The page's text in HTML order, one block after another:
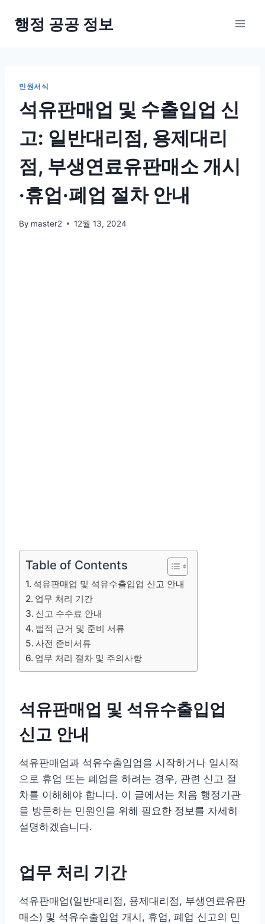
행정 공공 정보
민원서식
석유판매업 및 수출입업 신
고: 일반대리점, 용제대리
점, 부생연료유판매소 개시
·휴업·폐업 절차 안내
By master2 12월 13, 2024
Table of Contents
석유판매업 및 석유수출입업 신고 안내
업무 처리 기간
신고 수수료 안내
법적 근거 및 준비 서류
사전 준비서류
업무 처리 절차 및 주의사항
석유판매업 및 석유수출입업
신고 안내
석유판매업과 석유수출입업을 시작하거나 일시적
으로 휴업 또는 폐업을 하려는 경우, 관련 신고 절
차를 이해해야 합니다. 이 글에서는 처음 행정기관
을 방문하는 민원인을 위해 필요한 정보를 자세히
설명하겠습니다.
업무 처리 기간
석유판매업(일반대리점, 용제대리점, 부생연료유판
매소) 및 석유수출입업 개시, 휴업, 폐업 신고의 민